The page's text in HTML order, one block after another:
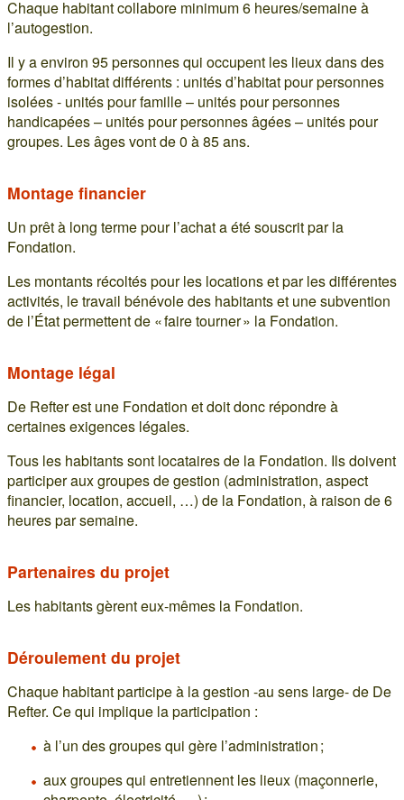
Chaque habitant collabore minimum 6 heures/semaine à
l’autogestion.
Il y a environ 95 personnes qui occupent les lieux dans des
formes d’habitat différents : unités d’habitat pour personnes
isolées - unités pour famille – unités pour personnes
handicapées – unités pour personnes âgées – unités pour
groupes. Les âges vont de 0 à 85 ans.
Montage financier
Un prêt à long terme pour l’achat a été souscrit par la
Fondation.
Les montants récoltés pour les locations et par les différentes
activités, le travail bénévole des habitants et une subvention
de l’État permettent de « faire tourner » la Fondation.
Montage légal
De Refter est une Fondation et doit donc répondre à
certaines exigences légales.
Tous les habitants sont locataires de la Fondation. Ils doivent
participer aux groupes de gestion (administration, aspect
financier, location, accueil, …) de la Fondation, à raison de 6
heures par semaine.
Partenaires du projet
Les habitants gèrent eux-mêmes la Fondation.
Déroulement du projet
Chaque habitant participe à la gestion -au sens large- de De
Refter. Ce qui implique la participation :
à l’un des groupes qui gère l’administration ;
aux groupes qui entretiennent les lieux (maçonnerie,